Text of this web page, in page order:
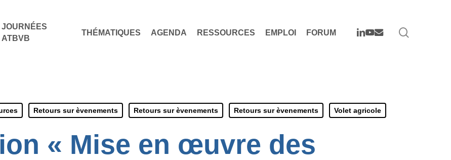
JOURNÉES
ATBVB
THÉMATIQUES AGENDA RESSOURCES EMPLOI FORUM LINKEDIN
YOUTUBE
EMAIL
Retours sur èvenements Retours sur èvenements Retours sur èvenements Volet agricole
« Mise en œuvre des